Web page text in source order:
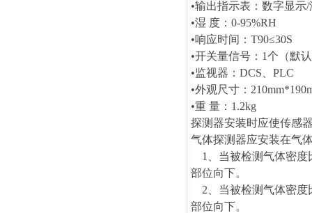
•输出指示表：数字显示
•湿 度：0-95%RH
•响应时间：T90≤30S
•开关量信号：1个（默
•监视器：DCS、PLC
•外观尺寸：
•重 量：1.2kg
探测器安装时应使传感
气体探测器应安装在气
1、当被检测气体密度
部位向下。
2、当被检测气体密度
部位向下。